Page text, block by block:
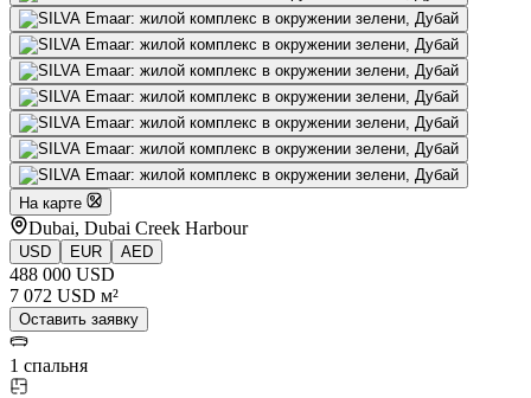
На карте
Dubai, Dubai Creek Harbour
USD EUR AED
488 000 USD
7 072 USD м²
Оставить заявку
1 спальня